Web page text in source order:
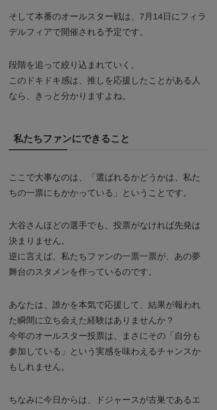
そして本番のオールスター戦は、7月14日にフィラ
デルフィアで開催される予定です。
段階を追って絞り込まれていく。
このドキドキ感は、推しを応援したことがある人
なら、きっと分かりますよね。
私たちファンにできること
ここで大事なのは、「選ばれるかどうかは、私た
ちの一票にもかかっている」ということです。
大谷さんほどの選手でも、投票がなければ先発は
決まりません。
逆に言えば、私たちファンの一票一票が、あの夢
舞台のスタメンを作っているのです。
あなたは、誰かを本気で応援して、結果が報われ
た瞬間に立ち会えた経験はありませんか？
今年のオールスター投票は、まさにその「自分も
参加している」という実感を味わえるチャンスか
もしれません。
ちなみに今日からは、ドジャースが古巣であるエ